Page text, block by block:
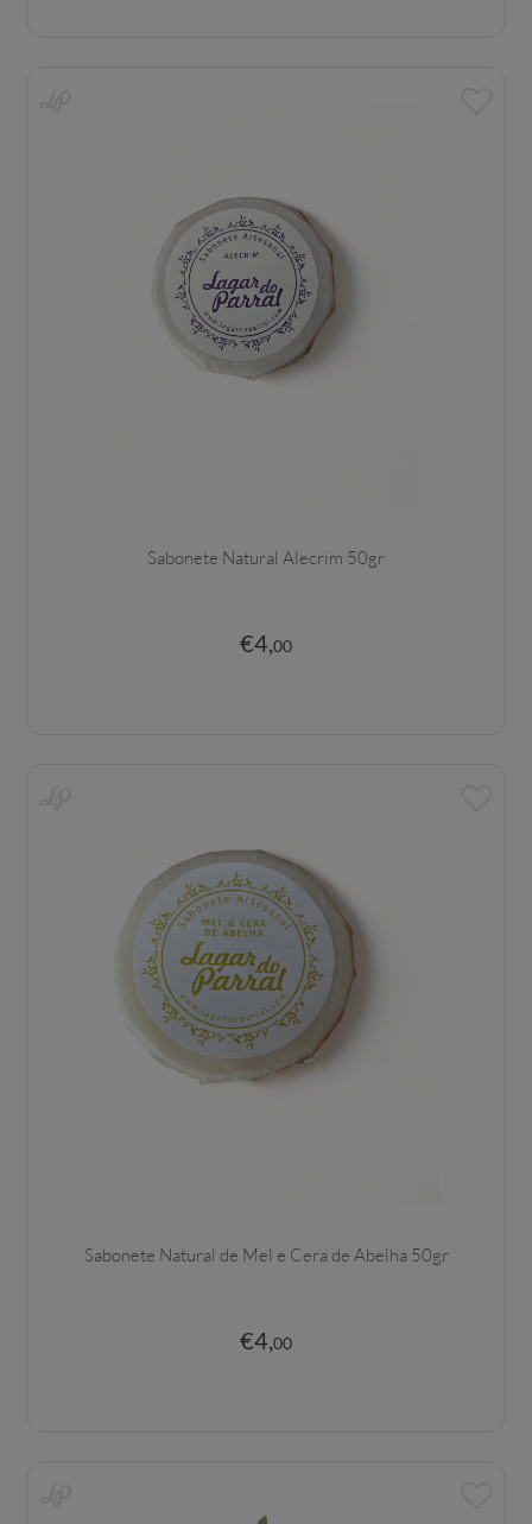
Sabonete Natural Alecrim 50gr
€4 00
Sabonete Natural de Mel e Cera de Abelha 50gr
€4,00